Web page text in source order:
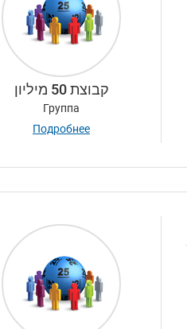
קבוצת 50 מיליון
Группа
Подробнее